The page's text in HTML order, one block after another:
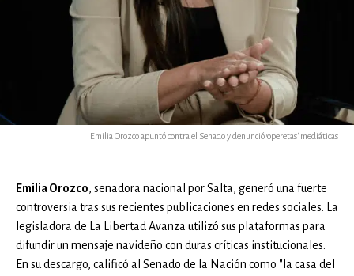
Emilia Orozco apuntó contra el Senado y denunció 'operetas' mediáticas
Emilia Orozco, senadora nacional por Salta, generó una fuerte
controversia tras sus recientes publicaciones en redes sociales. La
legisladora de La Libertad Avanza utilizó sus plataformas para
difundir un mensaje navideño con duras críticas institucionales.
En su descargo, calificó al Senado de la Nación como "la casa del